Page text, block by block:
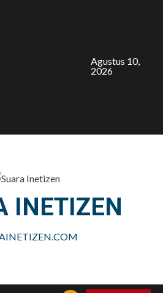
Agustus 10,
2026
INETIZEN